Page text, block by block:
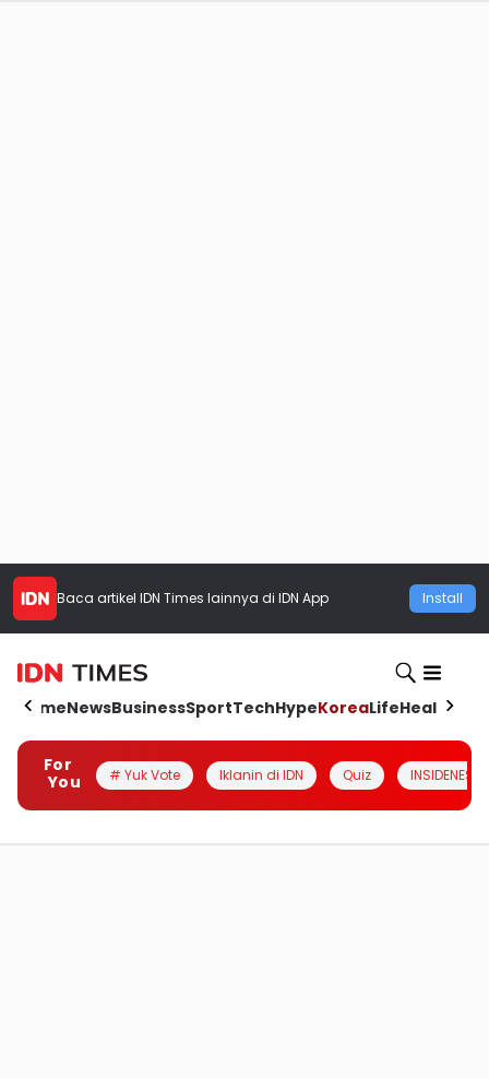
Baca artikel IDN Times lainnya di IDN App Install
HomeNewsBusinessSportTechHypeKoreaLifeHealth
For
You
# Yuk Vote Iklanin di IDN Quiz INSIDENESIA